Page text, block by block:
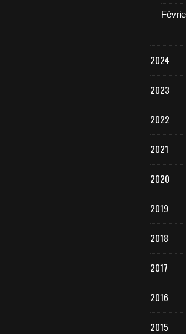
2024
2023
2022
2021
2020
2019
2018
2017
2016
2015